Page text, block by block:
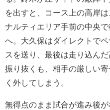
を出すと、コース上の高岸
ナルティエリア手前の中央
へ。大久保はダイレクトで
スを送り、最後は走り込ん
振り抜くも、相手の厳しい
く外してしまう。
無得点のまま試合が進み後